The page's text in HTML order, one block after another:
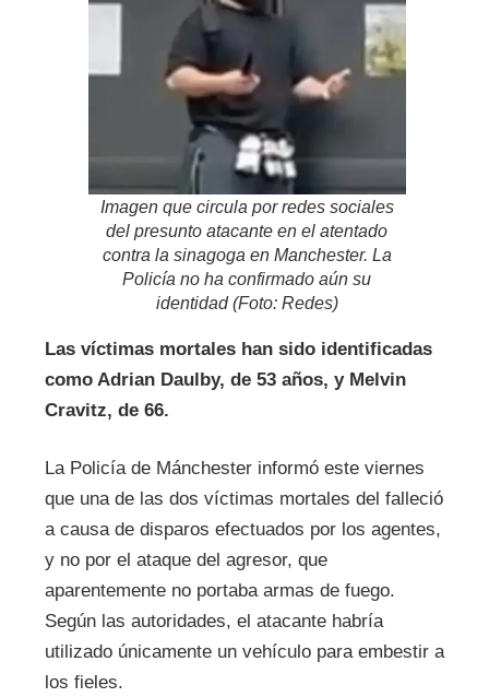
Imagen que circula por redes sociales
del presunto atacante en el atentado
contra la sinagoga en Manchester. La
Policía no ha confirmado aún su
identidad (Foto: Redes)
Las víctimas mortales han sido identificadas
como Adrian Daulby, de 53 años, y Melvin
Cravitz, de 66.
La Policía de Mánchester informó este viernes
que una de las dos víctimas mortales del falleció
a causa de disparos efectuados por los agentes,
y no por el ataque del agresor, que
aparentemente no portaba armas de fuego.
Según las autoridades, el atacante habría
utilizado únicamente un vehículo para embestir a
los fieles.